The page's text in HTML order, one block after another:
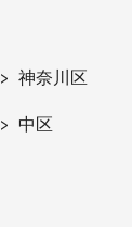
神奈川区
中区